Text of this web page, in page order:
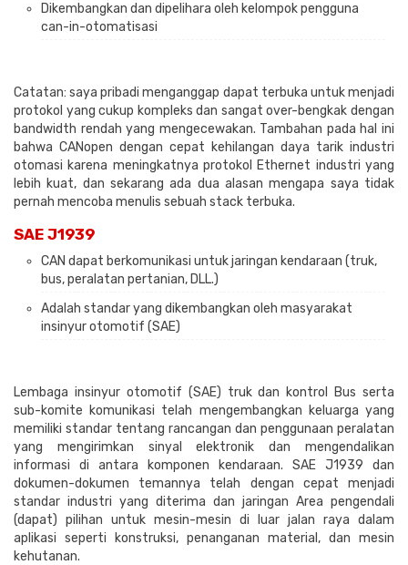
Dikembangkan dan dipelihara oleh kelompok pengguna
can-in-otomatisasi
Catatan: saya pribadi menganggap dapat terbuka untuk menjadi
protokol yang cukup kompleks dan sangat over-bengkak dengan
bandwidth rendah yang mengecewakan. Tambahan pada hal ini
bahwa CANopen dengan cepat kehilangan daya tarik industri
otomasi karena meningkatnya protokol Ethernet industri yang
lebih kuat, dan sekarang ada dua alasan mengapa saya tidak
pernah mencoba menulis sebuah stack terbuka.
SAE J1939
CAN dapat berkomunikasi untuk jaringan kendaraan (truk,
bus, peralatan pertanian, DLL.)
Adalah standar yang dikembangkan oleh masyarakat
insinyur otomotif (SAE)
Lembaga insinyur otomotif (SAE) truk dan kontrol Bus serta
sub-komite komunikasi telah mengembangkan keluarga yang
memiliki standar tentang rancangan dan penggunaan peralatan
yang mengirimkan sinyal elektronik dan mengendalikan
informasi di antara komponen kendaraan. SAE J1939 dan
dokumen-dokumen temannya telah dengan cepat menjadi
standar industri yang diterima dan jaringan Area pengendali
(dapat) pilihan untuk mesin-mesin di luar jalan raya dalam
aplikasi seperti konstruksi, penanganan material, dan mesin
kehutanan.